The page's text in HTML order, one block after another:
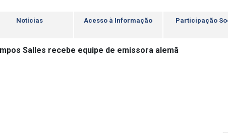
Notícias Acesso à Informação Participação
Salles recebe equipe de emissora alemã